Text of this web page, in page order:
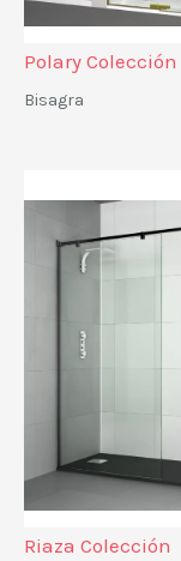
Polary Colección
Bisagra
Riaza Colección